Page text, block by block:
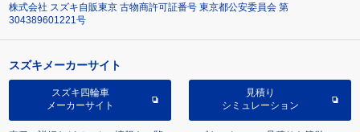
株式会社 スズキ自販東京 古物商許可証番号 東京都公安委員会 第
304389601221号
スズキメーカーサイト
スズキ四輪車
メーカーサイト
見積り
シミュレーション